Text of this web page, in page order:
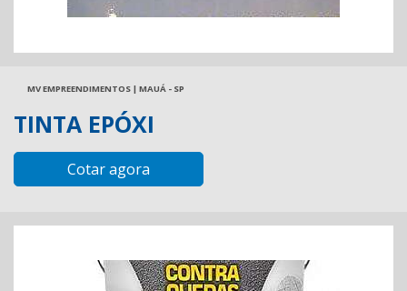
MV EMPREENDIMENTOS | MAUÁ - SP
TINTA EPÓXI
Cotar agora